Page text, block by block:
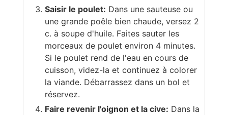
Saisir le poulet: Dans une sauteuse ou
une grande poêle bien chaude, versez 2
c. à soupe d'huile. Faites sauter les
morceaux de poulet environ 4 minutes.
Si le poulet rend de l'eau en cours de
cuisson, videz-la et continuez à colorer
la viande. Débarrassez dans un bol et
réservez.
Faire revenir l'oignon et la cive: Dans la